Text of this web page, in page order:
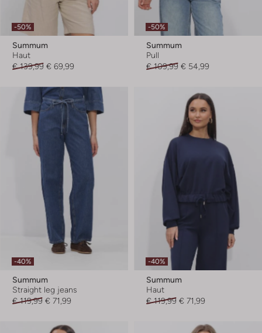
-50%
Summum
Haut
€ 139,99 € 69,99
-50%
Summum
Pull
€ 109,99 € 54,99
-40%
Summum
Straight leg jeans
€ 119,99 € 71,99
-40%
Summum
Haut
€ 119,99 € 71,99